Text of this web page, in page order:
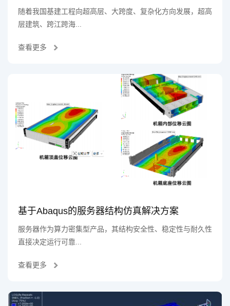
随着我国基建工程向超高层、大跨度、复杂化方向发展，超高
层建筑、跨江跨海...
查看更多
基于Abaqus的服务器结构仿真解决方案
服务器作为算力密集型产品，其结构安全性、稳定性与耐久性
直接决定运行可靠...
查看更多